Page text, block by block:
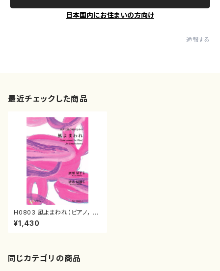
日本国内にお住まいの方向け
通報する
最近チェックした商品
H0803 風よまわれ（ピアノ， フ
ルート(option)， 女声三部合
唱/廣瀬量平/楽譜）
¥1,430
同じカテゴリの商品